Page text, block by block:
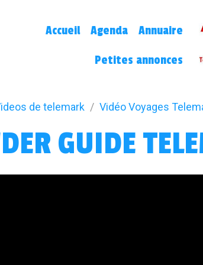
Accueil Agenda Annuaire
Petites annonces
de telemark Vidéo Voyages
GUIDE